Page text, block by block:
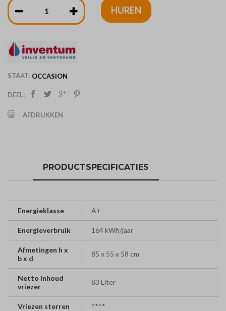
HUREN
STAAT: OCCASION
DEEL:
AFDRUKKEN
PRODUCTSPECIFICATIES
Energieklasse A+
Energieverbruik 164 kWh/jaar
Afmetingen h x
b x d
85 x 55 x 58 cm
Netto inhoud
vriezer
83 Liter
Vriezen sterren ****